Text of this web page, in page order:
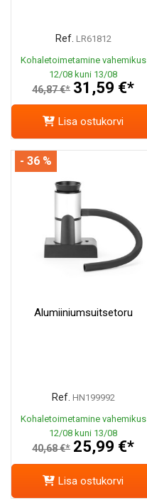
Ref. LR61812
Kohaletoimetamine vahemikus
12/08 kuni 13/08
46,87 €* 31,59 €*
Lisa ostukorvi
Alumiiniumsuitsetoru
Ref. HN199992
Kohaletoimetamine vahemikus
12/08 kuni 13/08
40,68 €* 25,99 €*
- 36 %
Lisa ostukorvi